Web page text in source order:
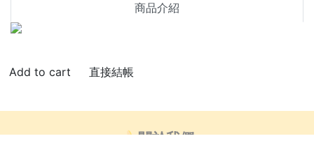
商品介紹
直接結帳
🍌關於我們